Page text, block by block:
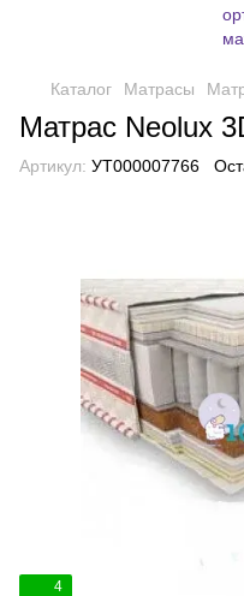
Каталог Матрасы
Матрас Neolux
Артикул: УТ000007766
4